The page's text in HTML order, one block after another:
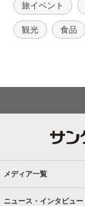
旅イベント
観光 食品
メディア一覧
ニュース・インタビュー